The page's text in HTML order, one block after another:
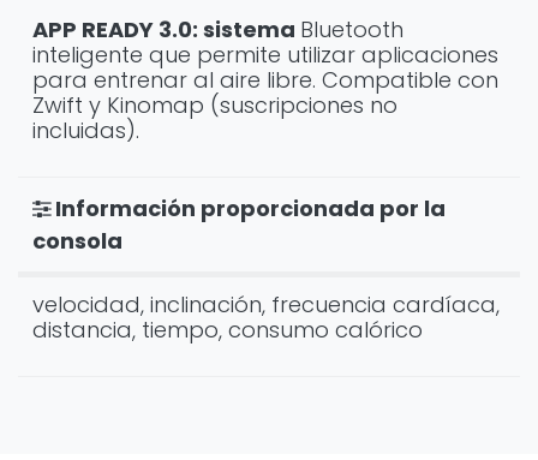
APP READY 3.0: sistema Bluetooth
inteligente que permite utilizar aplicaciones
para entrenar al aire libre. Compatible con
Zwift y Kinomap (suscripciones no
incluidas).
Información proporcionada por la
consola
velocidad, inclinación, frecuencia cardíaca,
distancia, tiempo, consumo calórico